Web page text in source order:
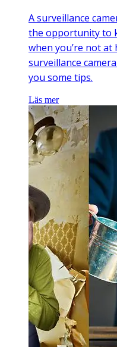
A surveillance
the opportunity to
when you’re not
surveillance
you some tips.
Läs mer